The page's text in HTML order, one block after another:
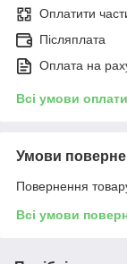
Оплатити
Післяплата
Оплата на
Всі умови оплати
Умови
Повернення
Всі умови